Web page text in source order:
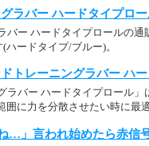
ラバー ハードタイプロ
バー ハードタイプロールの
ードタイプ/ブルー)。
ドトレーニングラバー ハ
ラバー ハードタイプロール
囲に力を分散させたい時に最
…」言われ始めたら赤信